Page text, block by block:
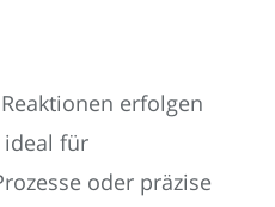
erfolgen
ideal für
oder präzise